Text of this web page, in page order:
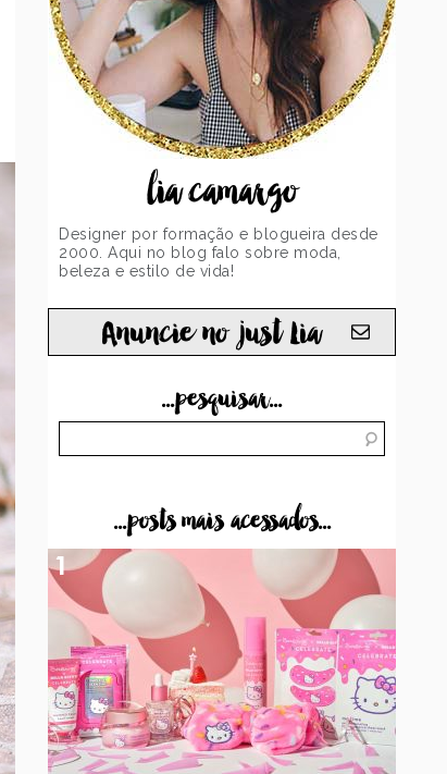
lia camargo
Designer por formação e blogueira desde
2000. Aqui no blog falo sobre moda,
beleza e estilo de vida!
Anuncie no just Lia
...pesquisar...
...posts mais acessados...
1